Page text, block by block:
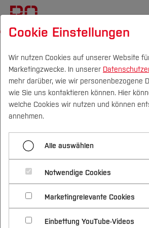
Campus Personen DE|EN
Studium
Studienangebote
Bachelorstudiengänge
Masterstudiengänge
Vor dem Studium
Bewerben & Einschreiben
Bewerbungsportal
Im Studium
Studienbüros und Prüfungen
Nach dem Studium
Forschung &
Profil
Forschungs- und
Schwerpunkte (FuT)
Beratung & Förderung
Nachhaltigkeit
Nachhaltigkeit studieren
International
Bewerben & Einschreiben
Krankenkassen-
Menü aufklappen
Start
Bewerbungsportal
Unterlagen zur Einschreibung
Das Elektronische
Meldeverfahren (SMV)
verpflichtend für alle
Bewerber*innen ab dem
Cookie Einstellungen
Wir nutzen Cookies auf unserer Website
Marketingzwecke. In unserer
mehr darüber, wie wir personenbezogene
wie Sie uns kontaktieren können. Hier
welche Cookies wir nutzen und können
annehmen.
Alle auswählen
Notwendige Cookies
Marketingrelevante Cookies
Einbettung YouTube-Videos